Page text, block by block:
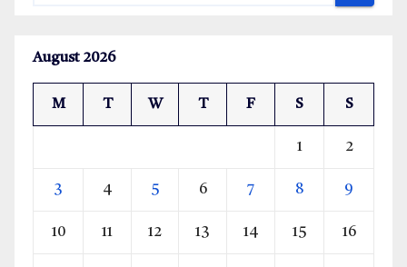
August 2026
M T W T F S S
1 2
3 4 5 6 7 8 9
10 11 12 13 14 15 16